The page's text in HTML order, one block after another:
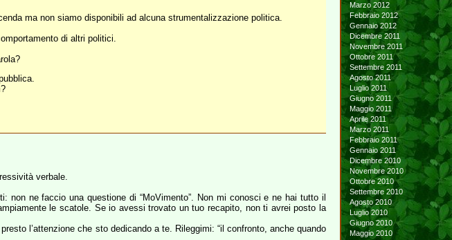
ma non siamo disponibili ad alcuna strumentalizzazione politica.
di altri politici.
verbale.
ne faccio una questione di “MoVimento”. Non mi conosci e ne hai tutto il
le scatole. Se io avessi trovato un tuo recapito, non ti avrei posto la
l’attenzione che sto dedicando a te. Rileggimi: “il confronto, anche quando
Marzo 2012
Febbraio 2012
Gennaio 2012
Dicembre 2011
Novembre 2011
Ottobre 2011
Settembre 2011
Agosto 2011
Luglio 2011
Giugno 2011
Maggio 2011
Aprile 2011
Marzo 2011
Febbraio 2011
Gennaio 2011
Dicembre 2010
Novembre 2010
Ottobre 2010
Settembre 2010
Agosto 2010
Luglio 2010
Giugno 2010
Maggio 2010